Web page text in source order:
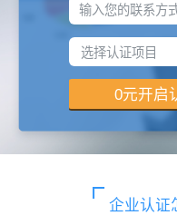
输入您的联系方
企业认证